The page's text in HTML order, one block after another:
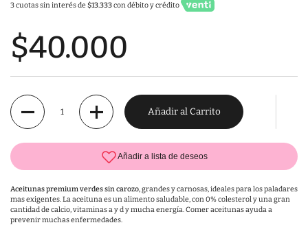
3 cuotas sin interés de$13.333con débito y crédito
$40.000
Cantidad
Añadir al Carrito
Aceitunas premium verdes sin carozo,grandes y carnosas, ideales para los paladares
mas exigentes. La aceituna es un alimento saludable, con 0% colesterol y una gran
cantidad de calcio, vitaminas a y d y mucha energía. Comer aceitunas ayuda a
prevenir muchas enfermedades.